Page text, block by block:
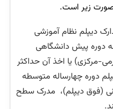
زیر است.
دیپلم نظام آموزشی
دوره پیش دانشگاهی
مرکزی) یا اخذ آن حداکثر
دیپلم دوره چهارساله متوسطه
(فوق دیپلم)، مدرک سطح